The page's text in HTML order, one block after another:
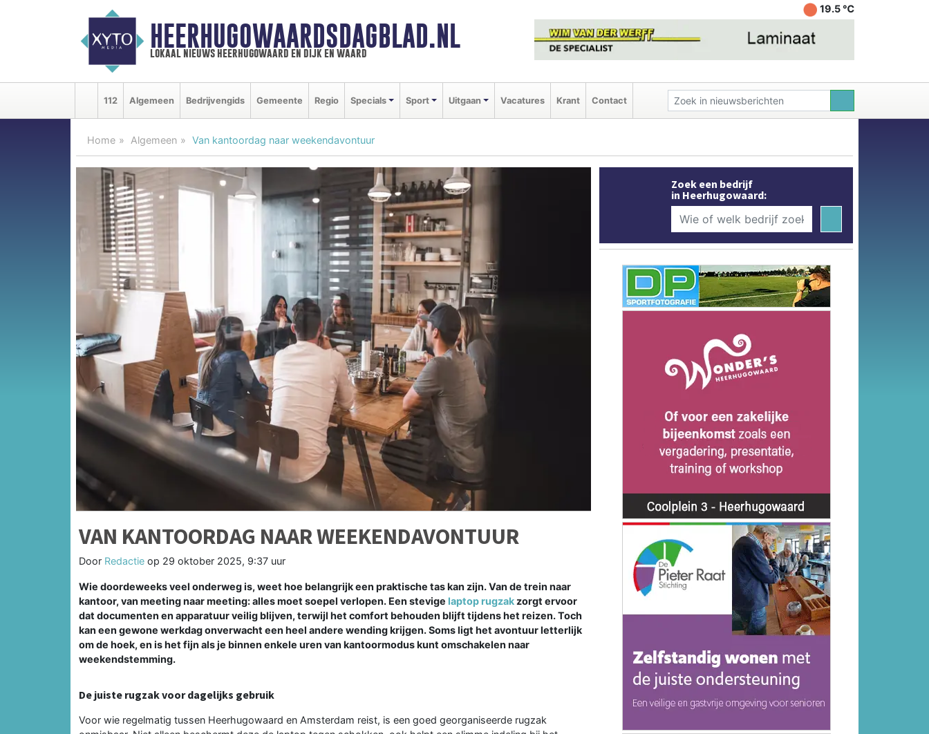
HEERHUGOWAARDSDAGBLAD.NL
lokaal nieuws heerhugowaard en dijk en waard
19.5 ℃
112 Algemeen Bedrijvengids Gemeente Regio Specials Sport Uitgaan Vacatures Krant Contact
Home Algemeen Van kantoordag naar weekendavontuur
VAN KANTOORDAG NAAR WEEKENDAVONTUUR
Door Redactie op 29 oktober 2025, 9:37 uur
Wie doordeweeks veel onderweg is, weet hoe belangrijk een praktische tas kan zijn. Van de trein naar
kantoor, van meeting naar meeting: alles moet soepel verlopen. Een stevige laptop rugzak zorgt ervoor
dat documenten en apparatuur veilig blijven, terwijl het comfort behouden blijft tijdens het reizen. Toch
kan een gewone werkdag onverwacht een heel andere wending krijgen. Soms ligt het avontuur letterlijk
om de hoek, en is het fijn als je binnen enkele uren van kantoormodus kunt omschakelen naar
weekendstemming.
De juiste rugzak voor dagelijks gebruik
Voor wie regelmatig tussen Heerhugowaard en Amsterdam reist, is een goed georganiseerde rugzak
Zoek een bedrijf
in Heerhugowaard: